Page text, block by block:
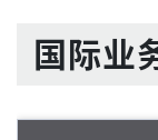
国际业